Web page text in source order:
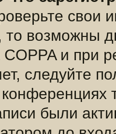
свои
то возможны
и при
следуйте
были